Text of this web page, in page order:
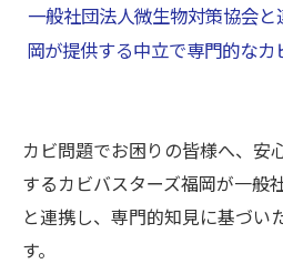
一般社団法人微生物対策協会
岡が提供する中立で専門的な
カビ問題でお困りの皆様へ、安
するカビバスターズ福岡が一般
と連携し、専門的知見に基づい
す。